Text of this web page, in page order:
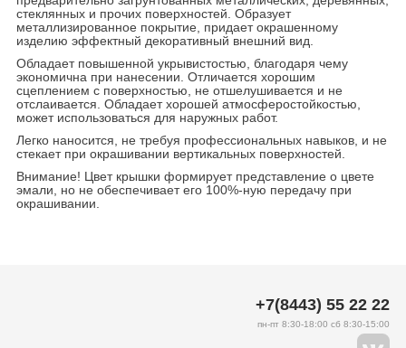
стеклянных и прочих поверхностей. Образует
металлизированное покрытие, придает окрашенному
изделию эффектный декоративный внешний вид.
Обладает повышенной укрывистостью, благодаря чему
экономична при нанесении. Отличается хорошим
сцеплением с поверхностью, не отшелушивается и не
отслаивается. Обладает хорошей атмосферостойкостью,
может использоваться для наружных работ.
Легко наносится, не требуя профессиональных навыков, и не
стекает при окрашивании вертикальных поверхностей.
Внимание! Цвет крышки формирует представление о цвете
эмали, но не обеспечивает его 100%-ную передачу при
окрашивании.
+7(8443) 55 22 22
пн-пт 8:30-18:00 сб 8:30-15:00